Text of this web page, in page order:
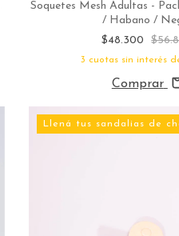
Soquetes Mesh Adultas -
/ Habano /
$48.300
3 cuotas sin interés
Comprar
Llená tus sandalias de